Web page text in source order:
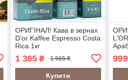
ОРИГІНАЛ! Кава в зернах
D'or Kaffee Espresso Costa
Rica 1кг
1 365₴ 1 565 ₴
Купити
999